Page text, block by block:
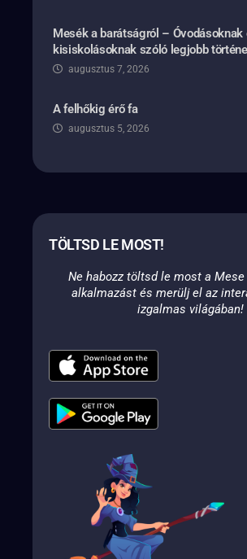
Mesék a barátságról – Óvodásoknak
kisiskolásoknak szóló legjobb
augusztus 7, 2026
A felhőkig érő fa
augusztus 5, 2026
TÖLTSD LE MOST!
Ne habozz töltsd le most a
alkalmazást és merülj el az
izgalmas világában!